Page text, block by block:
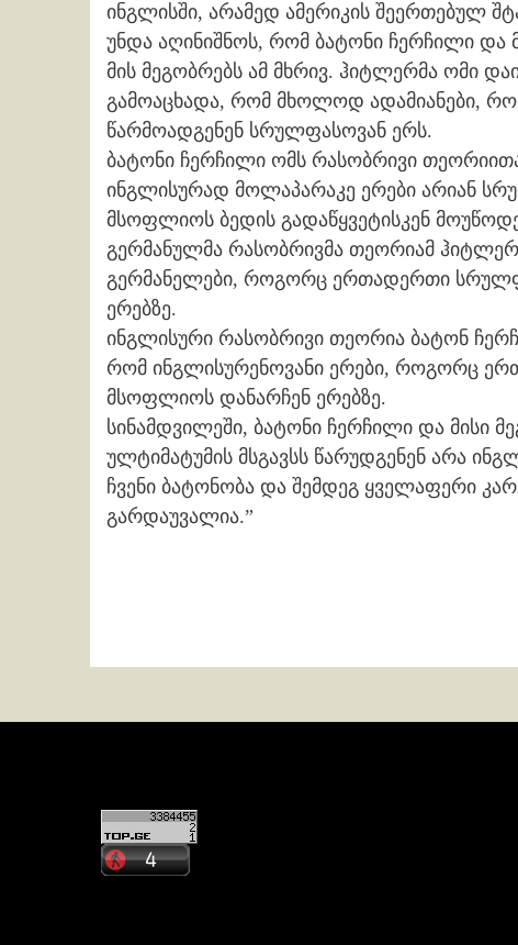
ინგლისში, არამედ ამერიკის შეერთებულ
უნდა აღინიშნოს, რომ ბატონი ჩერჩილი და
მის მეგობრებს ამ მხრივ. ჰიტლერმა ომი
გამოაცხადა, რომ მხოლოდ ადამიანები,
წარმოადგენენ სრულფასოვან ერს.
ბატონი ჩერჩილი ომს რასობრივი
ინგლისურად მოლაპარაკე ერები არიან
მსოფლიოს ბედის გადაწყვეტისკენ
გერმანულმა რასობრივმა თეორიამ
გერმანელები, როგორც ერთადერთი
ერებზე.
ინგლისური რასობრივი თეორია ბატონ
რომ ინგლისურენოვანი ერები, როგორც
მსოფლიოს დანარჩენ ერებზე.
სინამდვილეში, ბატონი ჩერჩილი და მისი
ულტიმატუმის მსგავსს წარუდგენენ არა
ჩვენი ბატონობა და შემდეგ ყველაფერი
გარდაუვალია.”